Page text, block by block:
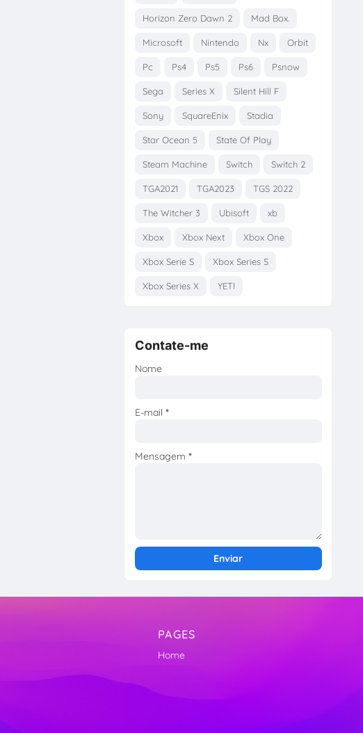
Horizon Zero Dawn 2 Mad Box.
Microsoft Nintendo Nx Orbit
Pc Ps4 Ps5 Ps6 Psnow
Sega Series X Silent Hill F
Sony SquareEnix Stadia
Star Ocean 5 State Of Play
Steam Machine Switch Switch 2
TGA2021 TGA2023 TGS 2022
The Witcher 3 Ubisoft xb
Xbox Xbox Next Xbox One
Xbox Serie S Xbox Series S
Xbox Series X YETI
Contate-me
Nome
E-mail *
Mensagem *
PAGES
Home